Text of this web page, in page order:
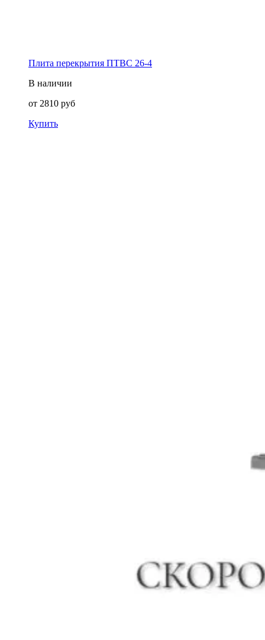
Плита перекрытия ПТВС 26-4
В наличии
от 2810 руб
Купить